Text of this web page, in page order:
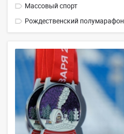
Массовый спорт
Рождественский полумарафон